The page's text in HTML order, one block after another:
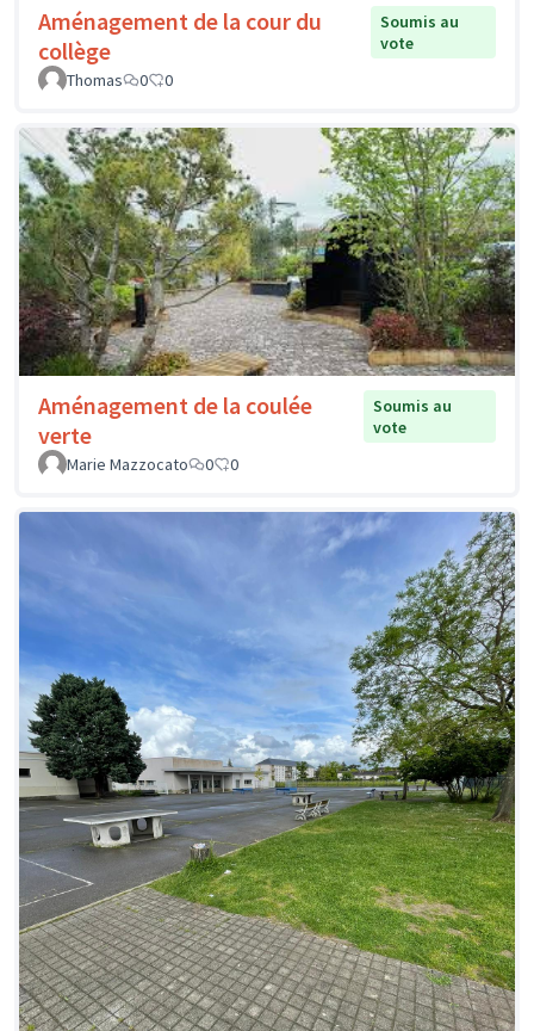
Aménagement de la cour du
collège
Soumis au
vote
Thomas
0 0
Aménagement de la coulée
verte
Soumis au
vote
Marie Mazzocato
0 0